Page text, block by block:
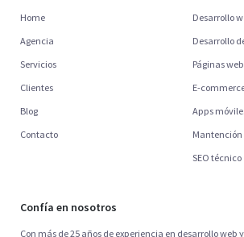
Home
Agencia
Servicios
Clientes
Blog
Contacto
Desarrollo
Desarrollo
Páginas web
E-
Apps
Mantención
SEO técnico
Confía en nosotros
Con más de 25 años de experiencia en desarrollo web